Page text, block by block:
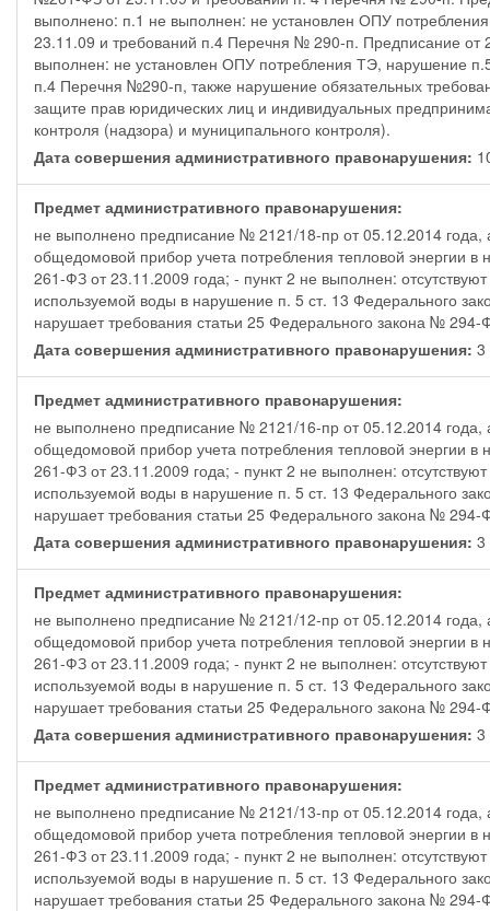
выполнено: п.1 не выполнен: не установлен ОПУ
23.11.09 и требований п.4 Перечня № 290-п. Предписание
выполнен: не установлен ОПУ потребления ТЭ, нарушение
п.4 Перечня №290-п, также нарушение обязательных
защите прав юридических лиц и индивидуальных
контроля (надзора) и муниципального контроля).
Дата совершения административного правонарушения:
Предмет административного правонарушения:
не выполнено предписание № 2121/18-пр от 05.12.2014 года,
общедомовой прибор учета потребления тепловой энергии
261-ФЗ от 23.11.2009 года; - пункт 2 не выполнен:
используемой воды в нарушение п. 5 ст. 13 Федерального
нарушает требования статьи 25 Федерального закона № 294-
Дата совершения административного правонарушения: 3
Предмет административного правонарушения:
не выполнено предписание № 2121/16-пр от 05.12.2014 года,
общедомовой прибор учета потребления тепловой энергии
261-ФЗ от 23.11.2009 года; - пункт 2 не выполнен:
используемой воды в нарушение п. 5 ст. 13 Федерального
нарушает требования статьи 25 Федерального закона № 294-
Дата совершения административного правонарушения: 3
Предмет административного правонарушения:
не выполнено предписание № 2121/12-пр от 05.12.2014 года,
общедомовой прибор учета потребления тепловой энергии
261-ФЗ от 23.11.2009 года; - пункт 2 не выполнен:
используемой воды в нарушение п. 5 ст. 13 Федерального
нарушает требования статьи 25 Федерального закона № 294-
Дата совершения административного правонарушения: 3
Предмет административного правонарушения:
не выполнено предписание № 2121/13-пр от 05.12.2014 года,
общедомовой прибор учета потребления тепловой энергии
261-ФЗ от 23.11.2009 года; - пункт 2 не выполнен:
используемой воды в нарушение п. 5 ст. 13 Федерального
нарушает требования статьи 25 Федерального закона № 294-